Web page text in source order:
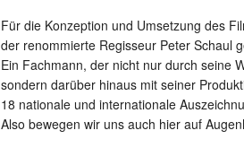
Für die Konzeption und Umsetzung des
der renommierte Regisseur Peter Schaul
Ein Fachmann, der nicht nur durch seine
sondern darüber hinaus mit seiner
18 nationale und internationale
Also bewegen wir uns auch hier auf